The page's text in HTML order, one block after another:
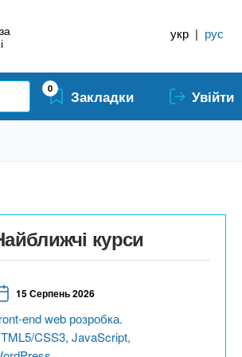
укр | рус
0 Закладки Увійти
курси
15 Серпень 2026
end web розробка.
CSS3, JavaScript,